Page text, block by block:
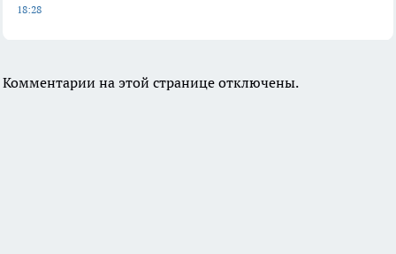
18:28
Комментарии на этой странице отключены.